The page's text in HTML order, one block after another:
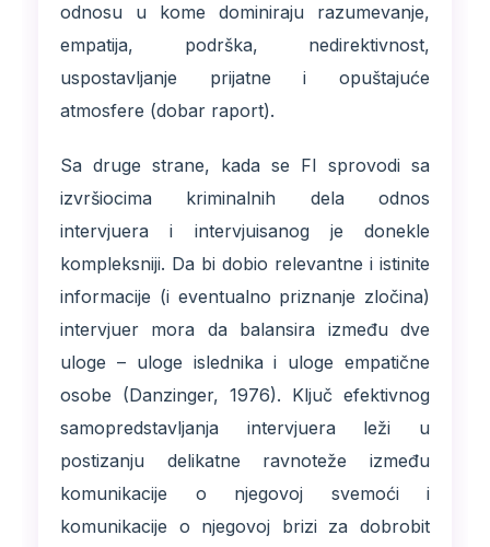
odnosu u kome dominiraju razumevanje,
empatija, podrška, nedirektivnost,
uspostavljanje prijatne i opuštajuće
atmosfere (dobar raport).
Sa druge strane, kada se FI sprovodi sa
izvršiocima kriminalnih dela odnos
intervjuera i intervjuisanog je donekle
kompleksniji. Da bi dobio relevantne i istinite
informacije (i eventualno priznanje zločina)
intervjuer mora da balansira između dve
uloge – uloge islednika i uloge empatične
osobe (Danzinger, 1976). Ključ efektivnog
samopredstavljanja intervjuera leži u
postizanju delikatne ravnoteže između
komunikacije o njegovoj svemoći i
komunikacije o njegovoj brizi za dobrobit